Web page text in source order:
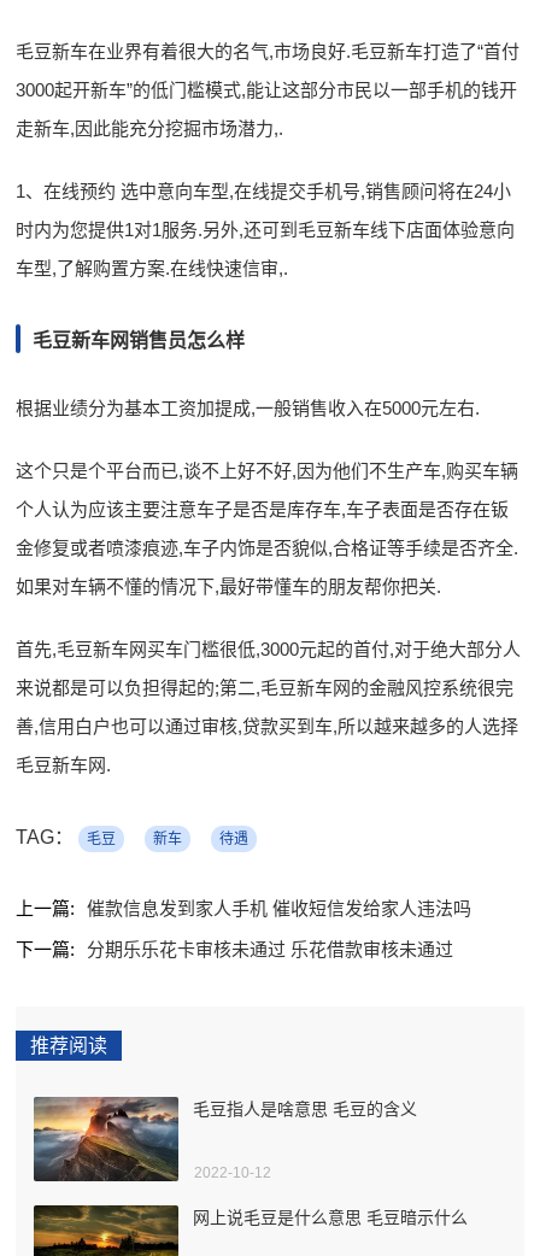
毛豆新车在业界有着很大的名气,市场良好.毛豆新车打造了“首付
3000起开新车”的低门槛模式,能让这部分市民以一部手机的钱开
走新车,因此能充分挖掘市场潜力,.
1、在线预约 选中意向车型,在线提交手机号,销售顾问将在24小
时内为您提供1对1服务.另外,还可到毛豆新车线下店面体验意向
车型,了解购置方案.在线快速信审,.
毛豆新车网销售员怎么样
根据业绩分为基本工资加提成,一般销售收入在5000元左右.
这个只是个平台而已,谈不上好不好,因为他们不生产车,购买车辆
个人认为应该主要注意车子是否是库存车,车子表面是否存在钣
金修复或者喷漆痕迹,车子内饰是否貌似,合格证等手续是否齐全.
如果对车辆不懂的情况下,最好带懂车的朋友帮你把关.
首先,毛豆新车网买车门槛很低,3000元起的首付,对于绝大部分人
来说都是可以负担得起的;第二,毛豆新车网的金融风控系统很完
善,信用白户也可以通过审核,贷款买到车,所以越来越多的人选择
毛豆新车网.
TAG： 毛豆 新车 待遇
上一篇:
催款信息发到家人手机 催收短信发给家人违法吗
下一篇:
分期乐乐花卡审核未通过 乐花借款审核未通过
推荐阅读
毛豆指人是啥意思 毛豆的含义
2022-10-12
网上说毛豆是什么意思 毛豆暗示什么